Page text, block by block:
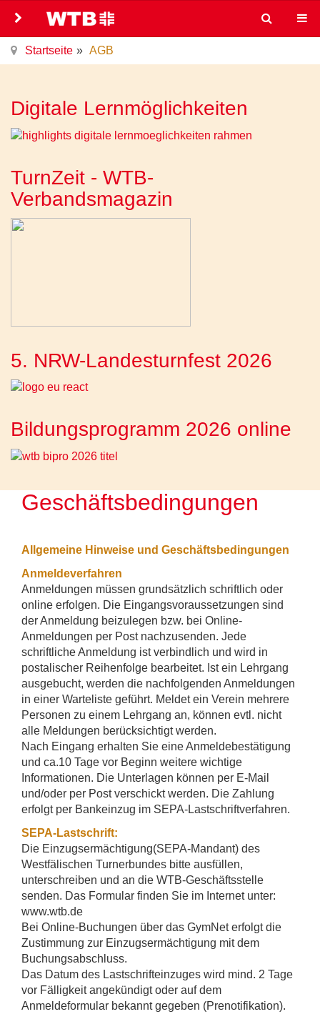
Startseite AGB
Digitale Lernmöglichkeiten
TurnZeit - WTB-
Verbandsmagazin
5. NRW-Landesturnfest 2026
Bildungsprogramm 2026 online
Geschäftsbedingungen
Allgemeine Hinweise und Geschäftsbedingungen
Anmeldeverfahren
Anmeldungen müssen grundsätzlich schriftlich oder
online erfolgen. Die Eingangsvoraussetzungen sind
der Anmeldung beizulegen bzw. bei Online-
Anmeldungen per Post nachzusenden. Jede
schriftliche Anmeldung ist verbindlich und wird in
postalischer Reihenfolge bearbeitet. Ist ein Lehrgang
ausgebucht, werden die nachfolgenden Anmeldungen
in einer Warteliste geführt. Meldet ein Verein mehrere
Personen zu einem Lehrgang an, können evtl. nicht
alle Meldungen berücksichtigt werden.
Nach Eingang erhalten Sie eine Anmeldebestätigung
und ca.10 Tage vor Beginn weitere wichtige
Informationen. Die Unterlagen können per E-Mail
und/oder per Post verschickt werden. Die Zahlung
erfolgt per Bankeinzug im SEPA-Lastschriftverfahren.
SEPA-Lastschrift:
Die Einzugsermächtigung(SEPA-Mandant) des
Westfälischen Turnerbundes bitte ausfüllen,
unterschreiben und an die WTB-Geschäftsstelle
senden. Das Formular finden Sie im Internet unter:
www.wtb.de
Bei Online-Buchungen über das GymNet erfolgt die
Zustimmung zur Einzugsermächtigung mit dem
Buchungsabschluss.
Das Datum des Lastschrifteinzuges wird mind. 2 Tage
vor Fälligkeit angekündigt oder auf dem
Anmeldeformular bekannt gegeben (Prenotifikation).